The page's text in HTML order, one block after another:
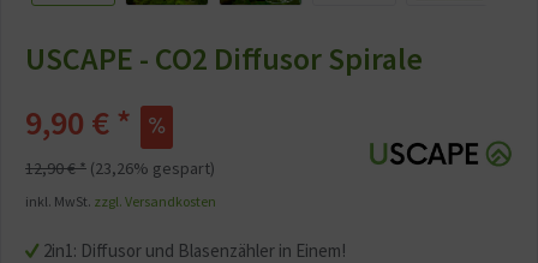
USCAPE - CO2 Diffusor Spirale
2in1: Diffusor und Blasenzähler in Einem!
9,90 € *
12,90 € * (23,26% gespart)
inkl. MwSt. zzgl. Versandkosten